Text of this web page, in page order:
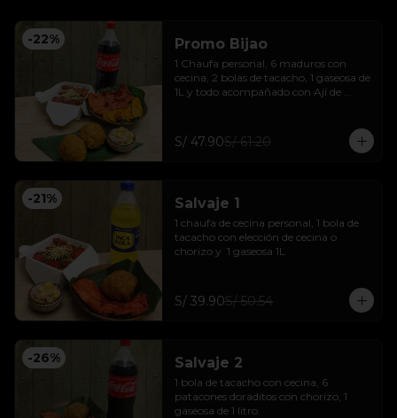
-22% Promo Bijao
1 Chaufa personal, 6 maduros con
cecina, 2 bolas de tacacho, 1 gaseosa de
1L y todo acompañado con Ají de
S/ 47.90S/ 61.20
-21% Salvaje 1
1 chaufa de cecina personal, 1 bola de
tacacho con elección de cecina o
chorizo y  1 gaseosa 1L
S/ 39.90S/ 50.54
-26% Salvaje 2
1 bola de tacacho con cecina, 6
patacones doraditos con chorizo, 1
gaseosa de 1 litro.